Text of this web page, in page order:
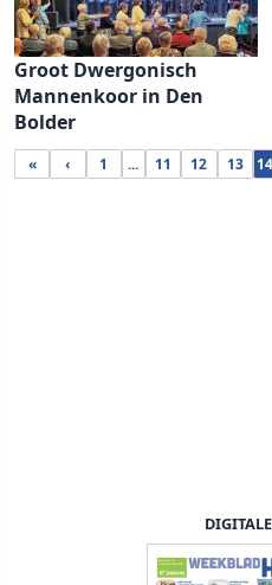
Groot Dwergonisch
Mannenkoor in Den
Bolder
« ‹ 1 ... 11 12 13 14